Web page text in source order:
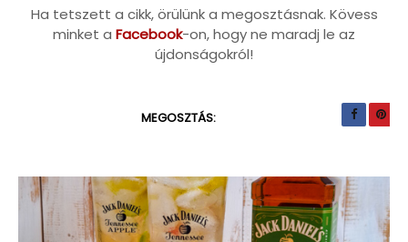
Ha tetszett a cikk, örülünk a megosztásnak. Kövess
minket a Facebook-on, hogy ne maradj le az
újdonságokról!
MEGOSZTÁS: